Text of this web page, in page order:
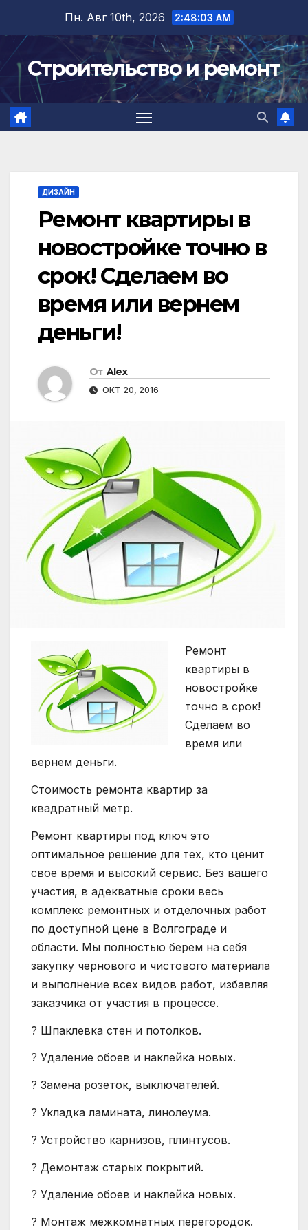
содержимому
Пн. Авг 10th, 2026 2:48:03 AM
Строительство и ремонт
ДИЗАЙН
Ремонт квартиры в
новостройке точно в
срок! Сделаем во
время или вернем
деньги!
От Alex
ОКТ 20, 2016
Ремонт
квартиры в
новостройке
точно в срок!
Сделаем во
время или
вернем деньги.
Стоимость ремонта квартир за
квадратный метр.
Ремонт квартиры под ключ это
оптимальное решение для тех, кто ценит
свое время и высокий сервис. Без вашего
участия, в адекватные сроки весь
комплекс ремонтных и отделочных работ
по доступной цене в Волгограде и
области. Мы полностью берем на себя
закупку чернового и чистового материала
и выполнение всех видов работ, избавляя
заказчика от участия в процессе.
? Шпаклевка стен и потолков.
? Удаление обоев и наклейка новых.
? Замена розеток, выключателей.
? Укладка ламината, линолеума.
? Устройство карнизов, плинтусов.
? Демонтаж старых покрытий.
? Удаление обоев и наклейка новых.
? Монтаж межкомнатных перегородок.